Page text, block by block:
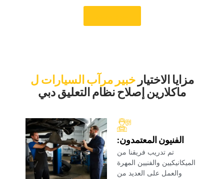
‏مزايا الاختيار‏ ‏خبير مرآب السيارات ل‏
‏ماكلارين إصلاح نظام التعليق دبي‏
‏الفنيون المعتمدون:‏
‏تم تدريب فريقنا من
الميكانيكيين والفنيين المهرة
والعمل على العديد من